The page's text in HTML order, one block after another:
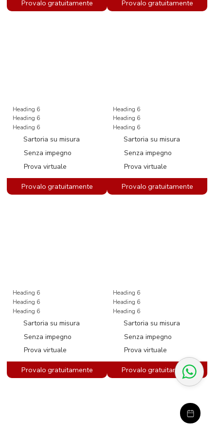
Heading 6
Heading 6
Heading 6
Sartoria su misura
Senza impegno
Prova virtuale
Heading 6
Heading 6
Heading 6
Sartoria su misura
Senza impegno
Prova virtuale
Heading 6
Heading 6
Heading 6
Sartoria su misura
Senza impegno
Prova virtuale
Heading 6
Heading 6
Heading 6
Sartoria su misura
Senza impegno
Prova virtuale
Provalo gratuitamente